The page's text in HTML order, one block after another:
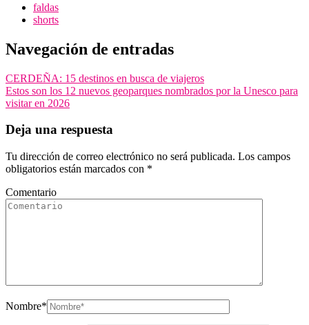
faldas
shorts
Navegación de entradas
CERDEÑA: 15 destinos en busca de viajeros
Estos son los 12 nuevos geoparques nombrados por la Unesco para
visitar en 2026
Deja una respuesta
Tu dirección de correo electrónico no será publicada. Los campos
obligatorios están marcados con *
Comentario
Nombre*